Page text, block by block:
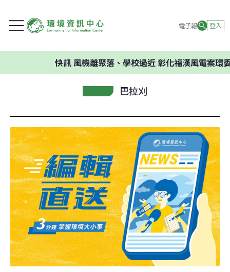
電子報 登入
快訊風機離聚落、學校過近 彰化福漢風電案環委建
巴拉刈